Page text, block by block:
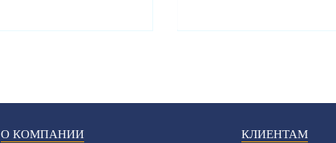
О КОМПАНИИ КЛИЕНТАМ